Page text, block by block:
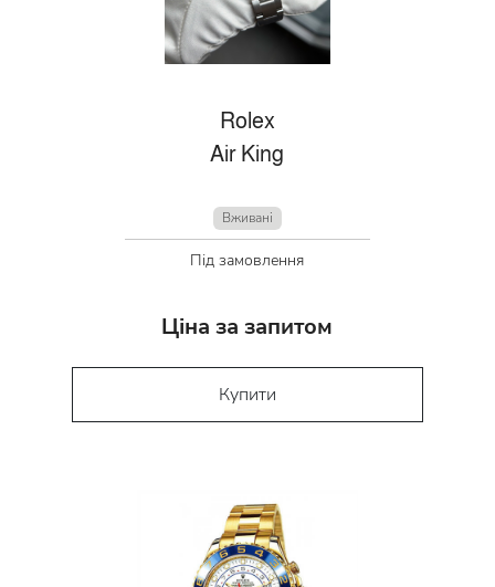
Rolex
Air King
Вживані
Під замовлення
Ціна за запитом
Купити